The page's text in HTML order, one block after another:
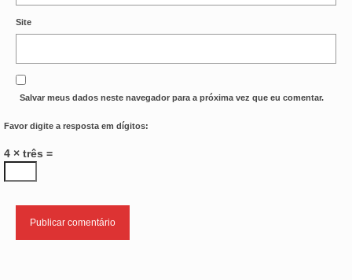
Site
Salvar meus dados neste navegador para a próxima vez que eu comentar.
Favor digite a resposta em dígitos:
4 × três =